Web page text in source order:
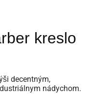
kreslo
decentným,
nádychom.